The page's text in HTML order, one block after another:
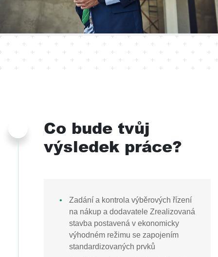
Co bude tvůj
výsledek práce?
Zadání a kontrola výběrových řízení
na nákup a dodavatele Zrealizovaná
stavba postavená v ekonomicky
výhodném režimu se zapojením
standardizovaných prvků